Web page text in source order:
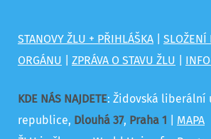
STANOVY ŽLU + PŘIHLÁŠKA
SLOŽENÍ
ORGÁNU
ZPRÁVA O STAVU ŽLU
KDE NÁS NAJDETE: Židovská liberální
republice, Dlouhá 37, Praha 1
MAPA